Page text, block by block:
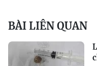
BÀI LIÊN QUAN